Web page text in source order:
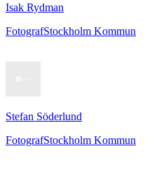
Isak Rydman
FotografStockholm Kommun
Stefan Söderlund
FotografStockholm Kommun